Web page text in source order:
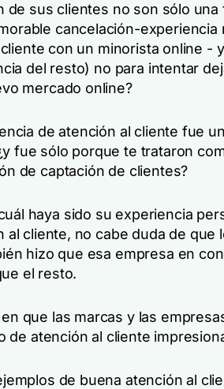
de sus clientes no son sólo una
cancelación-experiencia
con un minorista online -
del resto) no para intentar
mercado online?
de atención al cliente fue
fue sólo porque te trataron
de captación de clientes?
haya sido su experiencia
al cliente, no cabe duda de que
hizo que esa empresa en
el resto.
que las marcas y las
de atención al cliente
de buena atención al